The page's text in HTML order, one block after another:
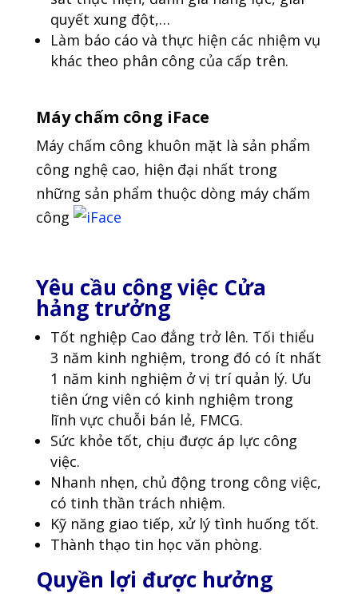
quyết xung đột,…
Làm báo cáo và thực hiện các nhiệm vụ
khác theo phân công của cấp trên.
Máy chấm công iFace
Máy chấm công khuôn mặt là sản phẩm
công nghệ cao, hiện đại nhất trong
những sản phẩm thuộc dòng máy chấm
công
Yêu cầu công việc Cửa
hảng trưởng
Tốt nghiệp Cao đẳng trở lên. Tối thiểu
3 năm kinh nghiệm, trong đó có ít nhất
1 năm kinh nghiệm ở vị trí quản lý. Ưu
tiên ứng viên có kinh nghiệm trong
lĩnh vực chuỗi bán lẻ, FMCG.
Sức khỏe tốt, chịu được áp lực công
việc.
Nhanh nhẹn, chủ động trong công việc,
có tinh thần trách nhiệm.
Kỹ năng giao tiếp, xử lý tình huống tốt.
Thành thạo tin học văn phòng.
Quyền lợi được hưởng